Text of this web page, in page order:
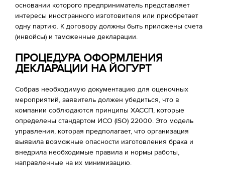
основании которого предприниматель представляет
интересы иностранного изготовителя или приобретает
одну партию. К договору должны быть приложены счета
(инвойсы) и таможенные декларации.
ПРОЦЕДУРА ОФОРМЛЕНИЯ
ДЕКЛАРАЦИИ НА ЙОГУРТ
Собрав необходимую документацию для оценочных
мероприятий, заявитель должен убедиться, что в
компании соблюдаются принципы ХАССП, которые
определены стандартом ИСО (ISO) 22000. Это модель
управления, которая предполагает, что организация
выявила возможные опасности изготовления брака и
внедрила необходимые правила и нормы работы,
направленные на их минимизацию.